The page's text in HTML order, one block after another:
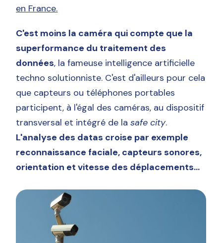
en France.
C'est moins la caméra qui compte que la
superformance du traitement des
données, la fameuse intelligence artificielle
techno solutionniste. C'est d'ailleurs pour cela
que capteurs ou téléphones portables
participent, à l'égal des caméras, au dispositif
transversal et intégré de lasafe city.
L'analyse des datas croise par exemple
reconnaissance faciale, capteurs sonores,
orientation et vitesse des déplacements...